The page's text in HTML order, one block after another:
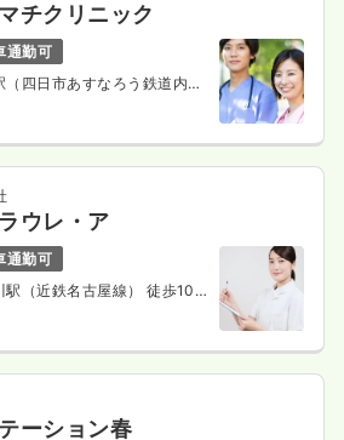
チクリニック
通勤可
（四日市あすなろう鉄道内部
ウレ・ア
通勤可
駅（近鉄名古屋線） 徒歩10
ーション春